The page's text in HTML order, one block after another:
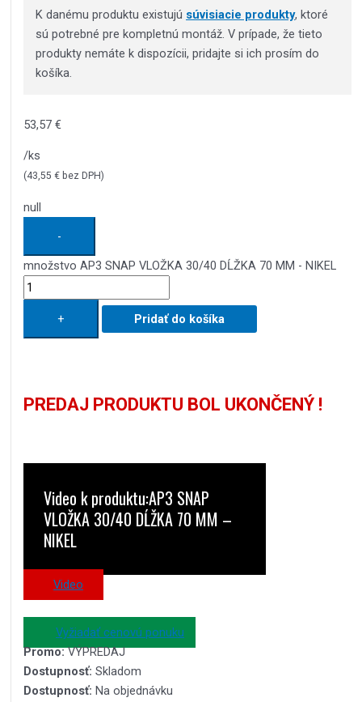
K danému produktu existujú súvisiacie produkty, ktoré
sú potrebné pre kompletnú montáž. V prípade, že tieto
produkty nemáte k dispozícii, pridajte si ich prosím do
košíka.
53,57 €
/ks
(43,55 € bez DPH)
null
-
množstvo AP3 SNAP VLOŽKA 30/40 DĹŽKA 70 MM - NIKEL
+ Pridať do košíka
PREDAJ PRODUKTU BOL UKONČENÝ !
Video k produktu:AP3 SNAP
VLOŽKA 30/40 DĹŽKA 70 MM –
NIKEL
Video
Vyžiadať cenovú ponuku
Promo:VÝPREDAJ
Dostupnosť: Skladom
Dostupnosť: Na objednávku